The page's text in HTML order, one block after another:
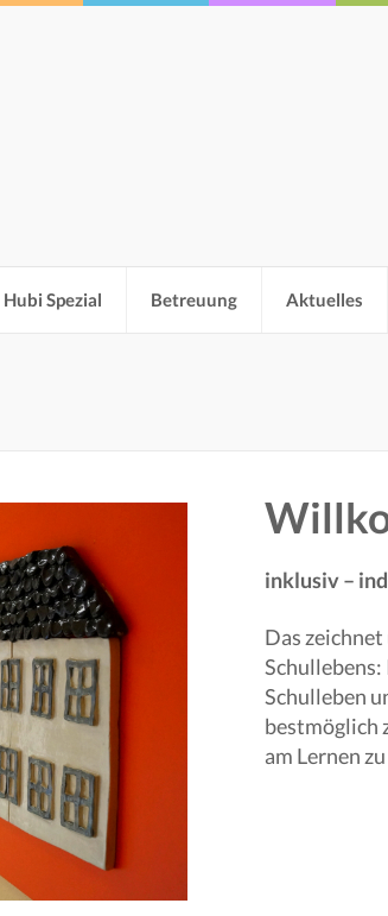
Hubi Spezial Betreuung Aktuelles
inklusiv –
Das
Schulleben
bestmöglich
am Lernen